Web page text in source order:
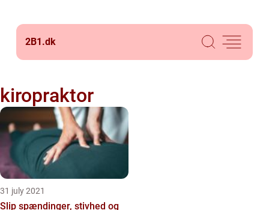
2B1.dk
kiropraktor
31 july 2021
Slip spændinger, stivhed og